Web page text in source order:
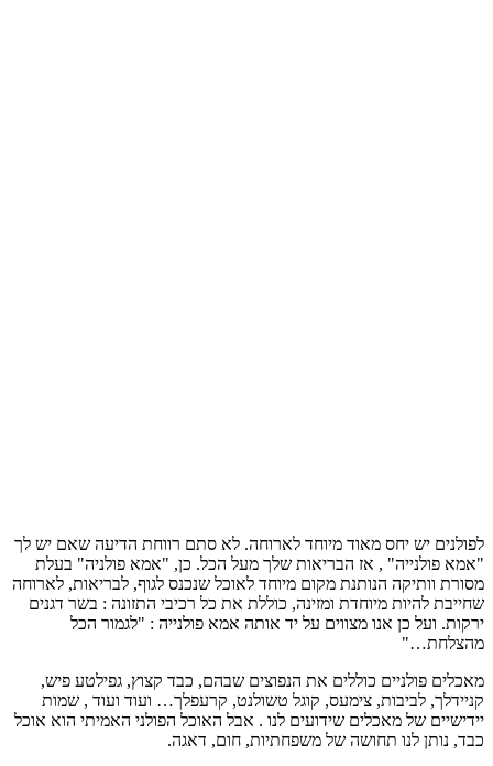
לפולנים יש יחס מאוד מיוחד לארוחה. לא סתם רווחת הדיעה שאם יש לך
"אמא פולנייה" , אז הבריאות שלך מעל הכל. כן, "אמא פולניה" בעלת
מסורת וותיקה הנותנת מקום מיוחד לאוכל שנכנס לגוף, לבריאות, לארוחה
שחייבת להיות מיוחדת ומזינה, כוללת את כל רכיבי התזונה : בשר דגנים
ירקות. ועל כן אנו מצווים על יד אותה אמא פולנייה : "לגמור הכל
מהצלחת…"
מאכלים פולניים כוללים את הנפוצים שבהם, כבד קצוץ, גפילטע פיש,
קניידלך, לביבות, צימעס, קוגל טשולנט, קרעפלך… ועוד ועוד , שמות
יידישיים של מאכלים שידועים לנו . אבל האוכל הפולני האמיתי הוא אוכל
כבד, נותן לנו תחושה של משפחתיות, חום, דאגה.